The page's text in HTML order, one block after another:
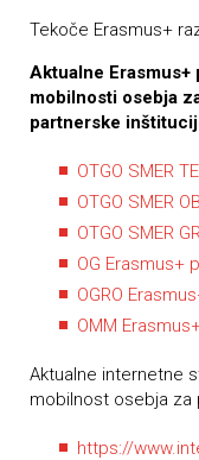
Tekoče Erasmus+
Aktualne
mobilnosti osebja
partnerske
OTGO SMER
OTGO SMER
OTGO SMER
OG Erasmus+
OGRO
OMM
Aktualne internetne
mobilnost osebja za
https://